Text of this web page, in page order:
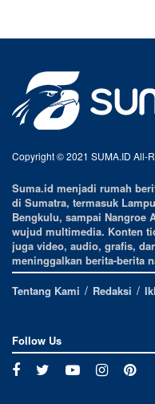
Copyright © 2021 SUMA.ID All-
Suma.id menjadi rumah
di Sumatra, termasuk
Bengkulu, sampai Nangroe
wujud multimedia. Konten
juga video, audio, grafis,
meninggalkan berita-berita
Tentang Kami
Redaksi
Follow Us